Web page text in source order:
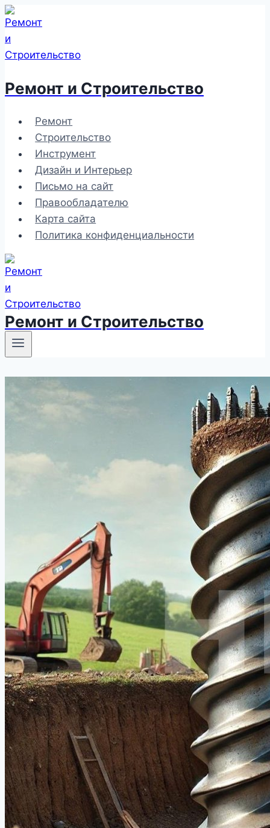
Перейти
к
содержимому
Ремонт и Строительство
Ремонт
Строительство
Инструмент
Дизайн и Интерьер
Письмо на сайт
Правообладателю
Карта сайта
Политика конфиденциальности
Ремонт и Строительство